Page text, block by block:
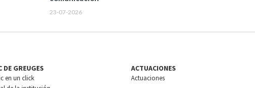
23-07-2026
DE GREUGES
en un click
ACTUACIONES
Actuaciones